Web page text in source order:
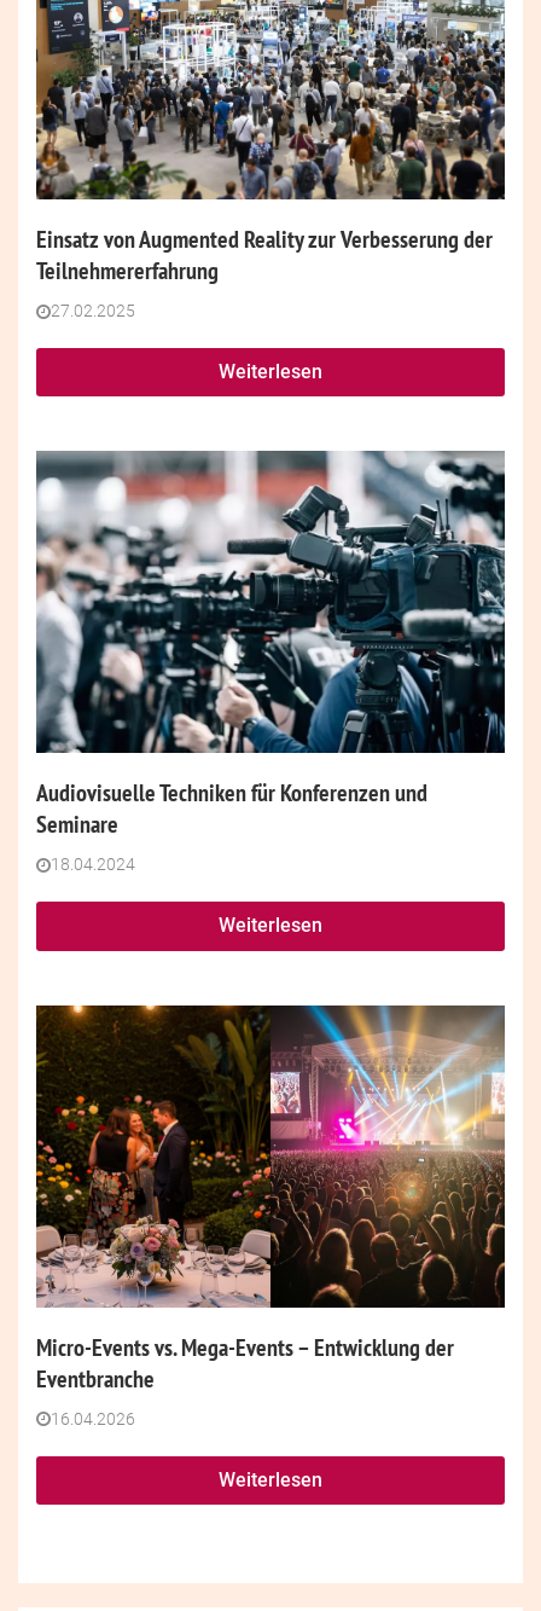
Einsatz von Augmented Reality zur Verbesserung der
Teilnehmererfahrung
27.02.2025
Weiterlesen
Audiovisuelle Techniken für Konferenzen und
Seminare
18.04.2024
Weiterlesen
Micro-Events vs. Mega-Events – Entwicklung der
Eventbranche
16.04.2026
Weiterlesen